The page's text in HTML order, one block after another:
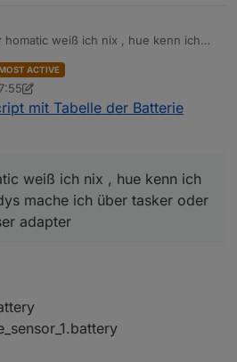
homatic weiß ich nix , hue kenn ich
adapter
ACTIVE
1. Okt. 2020, 18:56
mit Tabelle der Batterie
weiß ich nix , hue kenn ich
mache ich über tasker oder
adapter